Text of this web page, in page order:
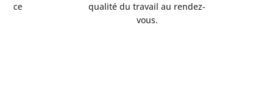
qualité du travail au rendez-